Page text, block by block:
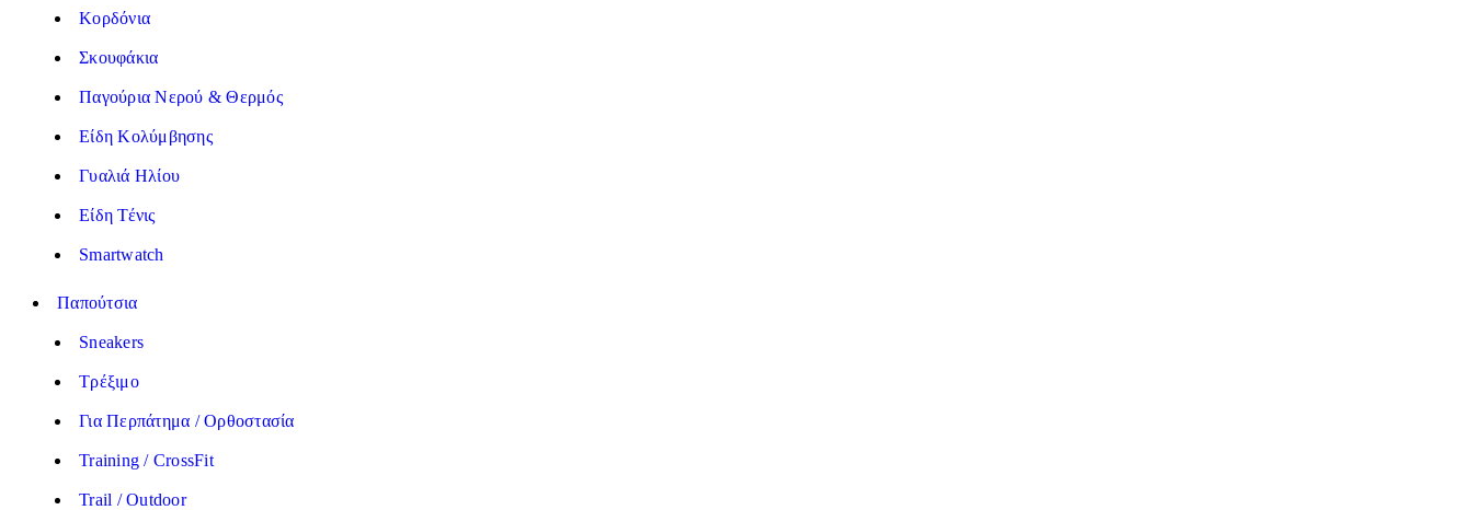
Κορδόνια
Σκουφάκια
Παγούρια Νερού & Θερμός
Είδη Κολύμβησης
Γυαλιά Ηλίου
Είδη Τένις
Smartwatch
Παπούτσια
Sneakers
Τρέξιμο
Για Περπάτημα / Ορθοστασία
Training / CrossFit
Trail / Outdoor